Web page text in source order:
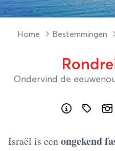
Home Bestemmingen
Ondervind de
Israël is eenongekend